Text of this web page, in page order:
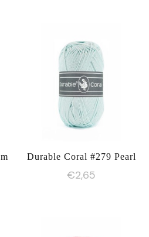
Durable Coral #279 Pearl
€2,65